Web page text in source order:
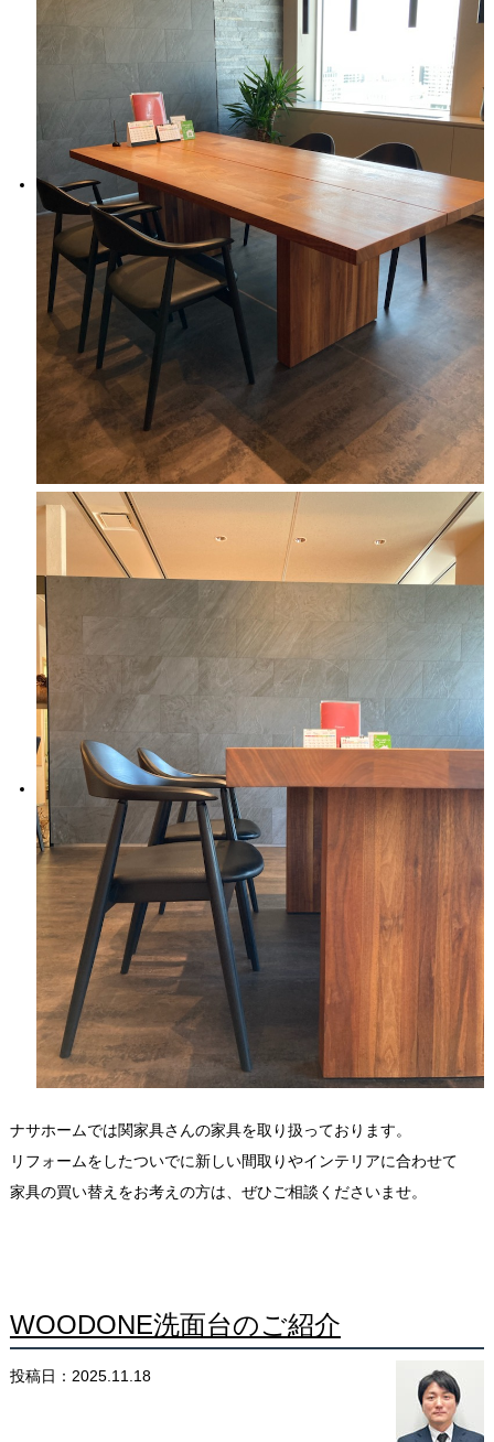
ナサホームでは関家具さんの家具を取り扱っております。
リフォームをしたついでに新しい間取りやインテリアに合わせて
家具の買い替えをお考えの方は、ぜひご相談くださいませ。
WOODONE洗面台のご紹介
投稿日：2025.11.18